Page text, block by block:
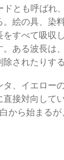
とも呼ばれ
絵の具、染
すべて吸収
ある波長は
されたりする
、イエロー
接対向して
から始まる